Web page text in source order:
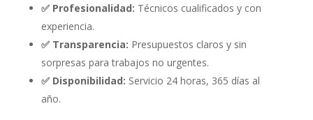
✅ Profesionalidad: Técnicos cualificados y con
experiencia.
✅ Transparencia: Presupuestos claros y sin
sorpresas para trabajos no urgentes.
✅ Disponibilidad: Servicio 24 horas, 365 días al
año.